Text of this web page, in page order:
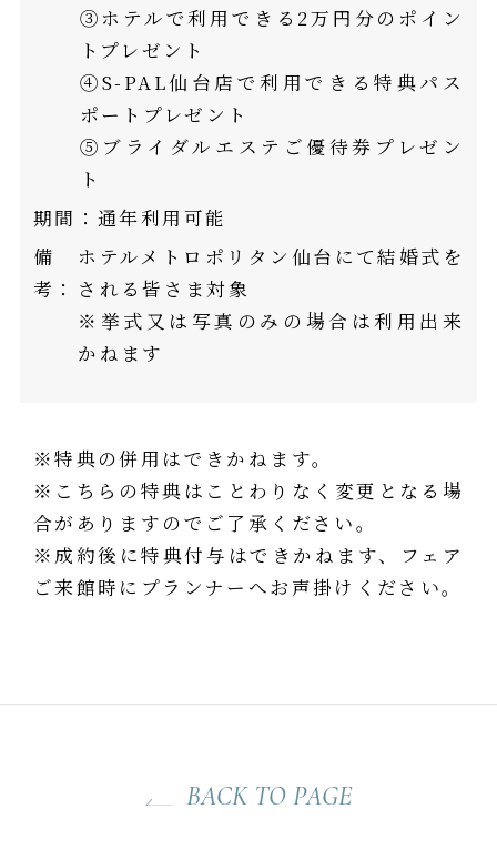
③ホテルで利用できる2万円分のポイン
トプレゼント
④S-PAL仙台店で利用できる特典パス
ポートプレゼント
⑤ブライダルエステご優待券プレゼン
ト
期間： 通年利用可能
備
考：
ホテルメトロポリタン仙台にて結婚式を
される皆さま対象
※挙式又は写真のみの場合は利用出来
かねます
※特典の併用はできかねます。
※こちらの特典はことわりなく変更となる場
合がありますのでご了承ください。
※成約後に特典付与はできかねます、フェア
ご来館時にプランナーへお声掛けください。
BACK TO PAGE